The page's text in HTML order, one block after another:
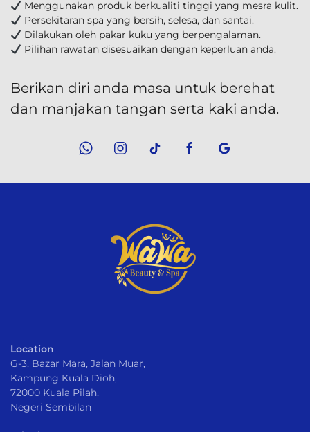
Menggunakan produk berkualiti tinggi yang mesra kulit.
Persekitaran spa yang bersih, selesa, dan santai.
Dilakukan oleh pakar kuku yang berpengalaman.
Pilihan rawatan disesuaikan dengan keperluan anda.
Berikan diri anda masa untuk berehat
dan manjakan tangan serta kaki anda.
Location
G-3, Bazar Mara, Jalan Muar,
Kampung Kuala Dioh,
72000 Kuala Pilah,
Negeri Sembilan